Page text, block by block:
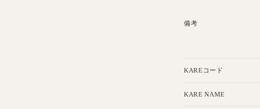
備考
KAREコード
KARE NAME